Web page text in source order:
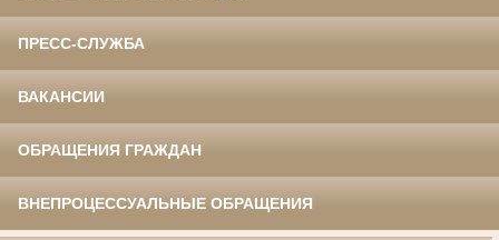
ПРЕСС-СЛУЖБА
ВАКАНСИИ
ОБРАЩЕНИЯ ГРАЖДАН
ВНЕПРОЦЕССУАЛЬНЫЕ ОБРАЩЕНИЯ